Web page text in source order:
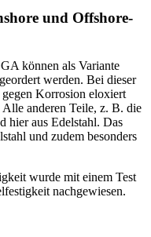
und Offshore-
können als Variante
werden. Bei dieser
Korrosion eloxiert
anderen Teile, z. B. die
hier aus Edelstahl. Das
und zudem besonders
wurde mit einem Test
nachgewiesen.